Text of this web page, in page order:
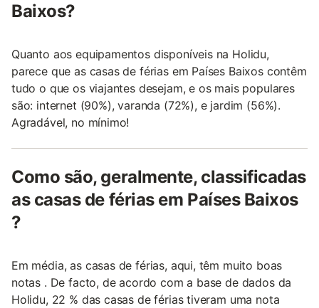
Baixos?
Quanto aos equipamentos disponíveis na Holidu,
parece que as casas de férias em Países Baixos contêm
tudo o que os viajantes desejam, e os mais populares
são: internet (90%), varanda (72%), e jardim (56%).
Agradável, no mínimo!
Como são, geralmente, classificadas
as casas de férias em Países Baixos
?
Em média, as casas de férias, aqui, têm muito boas
notas . De facto, de acordo com a base de dados da
Holidu, 22 % das casas de férias tiveram uma nota